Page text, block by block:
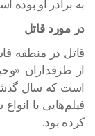
به برادر او بوده
در مورد قاتل
قاتل در منطقه
از طرفداران
است که سال
فیلم‌هایی با
کرده بود.